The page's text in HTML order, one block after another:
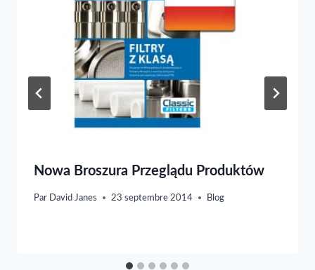
Nowa Broszura Przeglądu Produktów
Par David Janes 23 septembre 2014 Blog